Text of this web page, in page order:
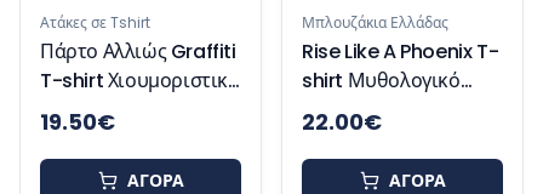
Μπλουζάκια Ελλάδας
Rise Like A Phoenix T-
shirt Μυθολογικό
Μπλουζάκι
Έμπνευσης και
Δύναμης
22.00
ΑΓΟΡΑ
18.00
ΑΓΟΡΑ